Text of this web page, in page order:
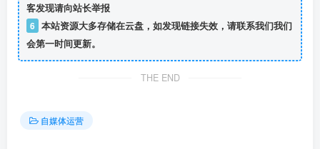
客发现请向站长举报
6 本站资源大多存储在云盘，如发现链接失效，请联系我们我们
会第一时间更新。
THE END
自媒体运营